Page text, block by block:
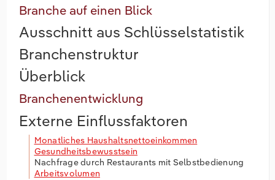
Branche auf einen Blick
Ausschnitt aus Schlüsselstatistik
Branchenstruktur
Überblick
Branchenentwicklung
Externe Einflussfaktoren
Monatliches Haushaltsnettoeinkommen
Gesundheitsbewusstsein
Nachfrage durch Restaurants mit Selbstbedienung
Arbeitsvolumen